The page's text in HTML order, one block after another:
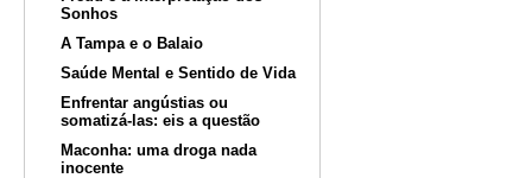
Sonhos
A Tampa e o Balaio
Saúde Mental e Sentido de Vida
Enfrentar angústias ou
somatizá-las: eis a questão
Maconha: uma droga nada
inocente